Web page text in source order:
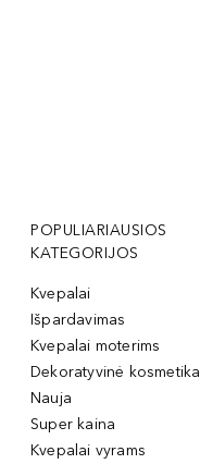
POPULIARIAUSIOS
KATEGORIJOS
Kvepalai
Išpardavimas
Kvepalai moterims
Dekoratyvinė kosmetika
Nauja
Super kaina
Kvepalai vyrams